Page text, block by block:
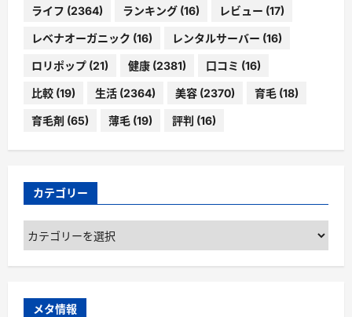
ライフ (2364) ランキング (16) レビュー (17)
レベナオーガニック (16) レンタルサーバー (16)
ロリポップ (21) 健康 (2381) 口コミ (16)
比較 (19) 生活 (2364) 美容 (2370) 育毛 (18)
育毛剤 (65) 薄毛 (19) 評判 (16)
カテゴリー
カ
テ
ゴ
ー
メタ情報